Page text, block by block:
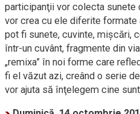
participanţii vor colecta
vor crea cu ele diferite
pot fi sunete, cuvinte, mişcări,
într-un cuvânt, fragmente din
„remixa” în noi forme care
fi el văzut azi, creând o serie de
vor ajuta să înţelegem cine